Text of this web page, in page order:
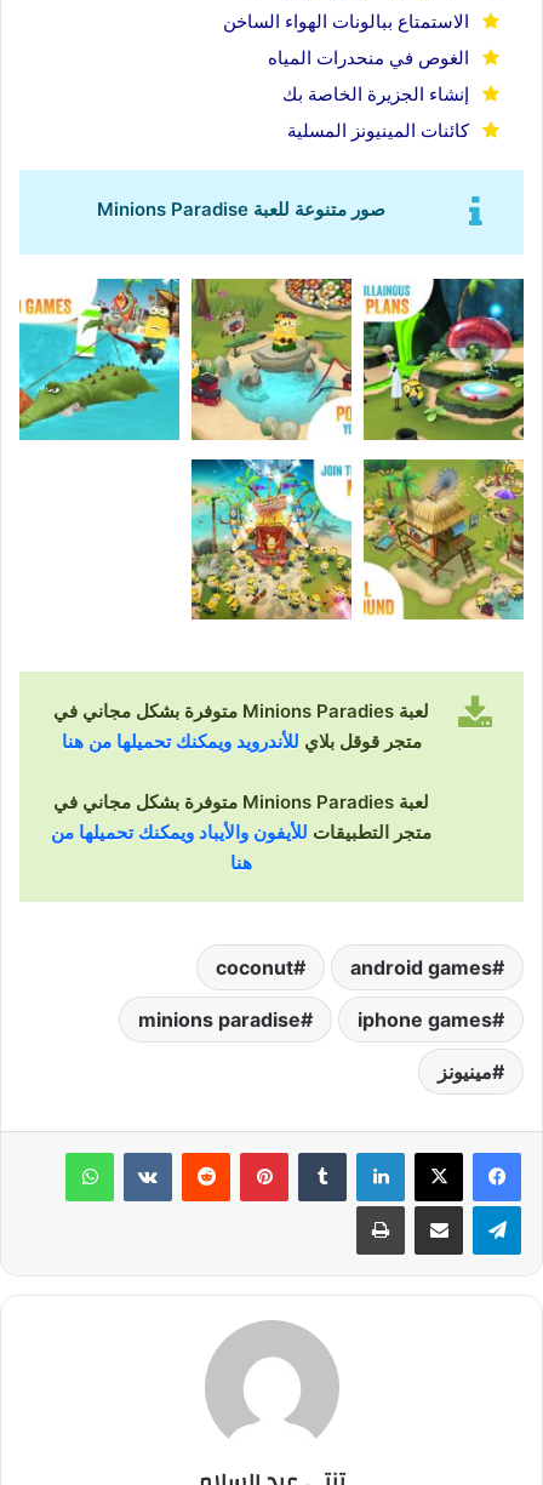
الاستمتاع ببالونات الهواء الساخن
الغوص في منحدرات المياه
إنشاء الجزيرة الخاصة بك
كائنات المينيونز المسلية
صور متنوعة للعبة Minions Paradise
لعبة Minions Paradies متوفرة بشكل مجاني في
متجر قوقل بلاي للأندرويد ويمكنك تحميلها من هنا
لعبة Minions Paradies متوفرة بشكل مجاني في
متجر التطبيقات للأيفون والأيباد ويمكنك تحميلها من
هنا
android games
coconut
iphone games
minions paradise
مينيونز
لينكدإن بينتيريست